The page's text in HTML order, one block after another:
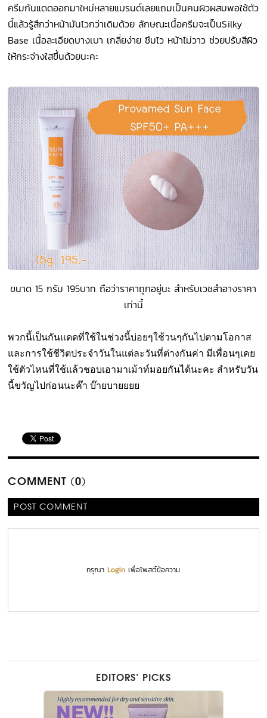
ครีมกันแดดออกมาใหม่หลายแบรนด์เลยแถมเป็นคนผิวผสมพอใช้ตัว
นี้แล้วรู้สึกว่าหน้ามันไวกว่าเดิมด้วย ลักษณะเนื้อครีมจะเป็นSilky
Base เนื้อละเอียดบางเบา เกลี่ยง่าย ซึมไว หน้าไม่วาว ช่วยปรับสีผิว
ให้กระจ่างใสขึ้นด้วยนะคะ
ขนาด 15 กรัม 195บาท ถือว่าราคาถูกอยู่นะ สำหรับเวชสำอางราคา
เท่านี้
พวกนี้เป็นกันแดดที่ใช้ในช่วงนี้บ่อยๆใช้วนๆกันไปตามโอกาส
และการใช้ชีวิตประจำวันในแต่ละวันที่ต่างกันค่า มีเพื่อนๆเคย
ใช้ตัวไหนที่ใช้แล้วชอบเอามาเม้าท์มอยกันได้นะคะ สำหรับวัน
นี้ขวัญไปก่อนนะค๊า บ๊ายบายยยย
COMMENT (0)
POST COMMENT
กรุณาLogin เพื่อโพสต์ข้อความ
EDITORS’ PICKS